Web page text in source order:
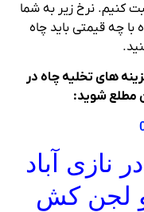
کنیم. نرخ زیر به شما
چه قیمتی باید چاه
های تخلیه چاه در
مطلع شوید:
نازی آباد
و لجن کش